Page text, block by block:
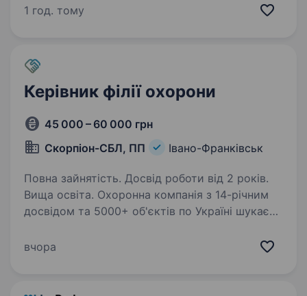
працевлаштування; можливість бронювання;
1 год. тому
Керівник філії охорони
45 000 – 60 000 грн
Скорпіон-СБЛ, ПП
Івано-Франківськ
Повна зайнятість. Досвід роботи від 2 років.
Вища освіта. Охоронна компанія з 14-річним
досвідом та 5000+ об'єктів по Україні шукає
Філія вже працює — є команда, є клієнти, є
вчора